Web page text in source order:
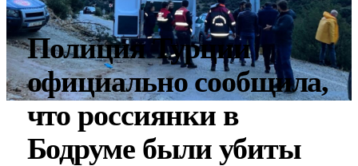
Полиция Турции
официально сообщила,
что россиянки в
Бодруме были убиты